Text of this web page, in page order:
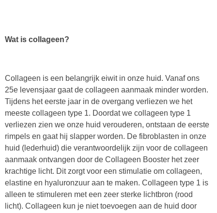
Wat is collageen?
Collageen is een belangrijk eiwit in onze huid. Vanaf ons
25e levensjaar gaat de collageen aanmaak minder worden.
Tijdens het eerste jaar in de overgang verliezen we het
meeste collageen type 1. Doordat we collageen type 1
verliezen zien we onze huid verouderen, ontstaan de eerste
rimpels en gaat hij slapper worden. De fibroblasten in onze
huid (lederhuid) die verantwoordelijk zijn voor de collageen
aanmaak ontvangen door de Collageen Booster het zeer
krachtige licht. Dit zorgt voor een stimulatie om collageen,
elastine en hyaluronzuur aan te maken. Collageen type 1 is
alleen te stimuleren met een zeer sterke lichtbron (rood
licht). Collageen kun je niet toevoegen aan de huid door